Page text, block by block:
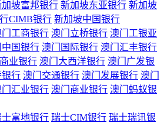
加坡富邦银行 新加坡东亚银行 新加坡
CIMB银行 新加坡中国银行
门工商银行 澳门立桥银行 澳门工银亚
国银行 澳门国际银行 澳门汇丰银行
业银行 澳门大西洋银行 澳门广发银
行 澳门交通银行 澳门发展银行 澳门
门汇业银行 澳门商业银行 澳门蚂蚁银
士富地银行 瑞士CIM银行 瑞士瑞讯银